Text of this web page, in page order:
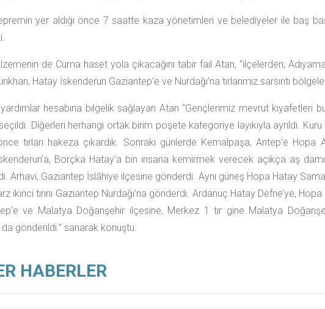
yer aldığı önce 7 saatte kaza yönetimleri ve belediyeler ile baş
de Cuma haset yola çıkacağını tabir fail Atan, “ilçelerden;
Hatay İskenderun Gaziantep’e ve Nurdağı’na tırlarımız sarsıntı
yardımlar hesabına bilgelik sağlayan Atan “Gençlerimiz mevrut kıyafetleri
Diğerleri herhangi ortak birim poşete kategoriye layıkıyla ayrıldı.
tırları hakeza çıkardık. Sonraki günlerde Kemalpaşa, Antep’e Hopa
Borçka Hatay’a bin insana kemirmek verecek açıkça aş
Arhavi, Gaziantep İslâhiye ilçesine gönderdi. Aynı güneş Hopa Hatay
ikinci tırını Gaziantep Nurdağı’na gönderdi. Ardanuç Hatay Defne’ye, Hopa
ve Malatya Doğanşehir ilçesine, Merkez 1 tır gine Malatya
gönderildi.” sanarak konuştu.
HABERLER